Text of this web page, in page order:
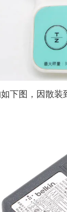
下图，因散装